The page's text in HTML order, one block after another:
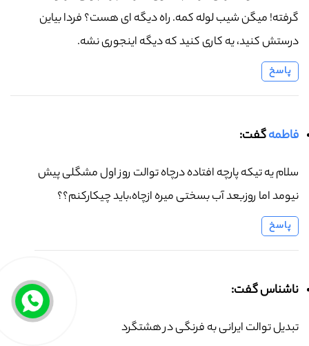
گرفته! میگن شیب لوله کمه. راه دیگه ای هست؟ فردا بیاین
درستش کنید، یه کاری کنید که دیگه اینجوری نشه.
پاسخ
فاطمهگفت:
سلام یه تیکه پارچه افتاده درچاه توالت روز اول مشگلی پیش
نیومد اما روزبعد آب بسختی میره ازچاه،باید چیکارکنم؟؟
پاسخ
ناشناس گفت:
تبدیل توالت ایرانی به فرنگی در هشتگرد